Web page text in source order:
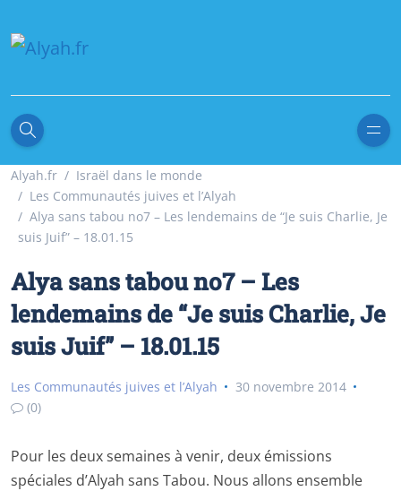
Alyah.fr
Israël dans le monde
Les Communautés juives et l’Alyah
Alya sans tabou no7 – Les lendemains de “Je suis Charlie, Je
suis Juif” – 18.01.15
Alya sans tabou no7 – Les
lendemains de “Je suis Charlie, Je
suis Juif” – 18.01.15
Les Communautés juives et l’Alyah
30 novembre 2014
(0)
Pour les deux semaines à venir, deux émissions
spéciales d’Alyah sans Tabou. Nous allons ensemble